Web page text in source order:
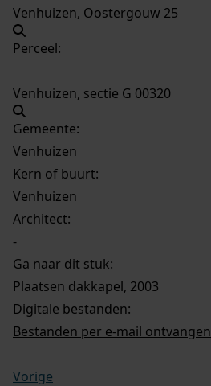
Venhuizen, Oostergouw 25
Perceel:
Venhuizen, sectie G 00320
Gemeente:
Venhuizen
Kern of buurt:
Venhuizen
Architect:
-
Ga naar dit stuk:
Plaatsen dakkapel, 2003
Digitale bestanden:
Bestanden per e-mail ontvangen
Vorige